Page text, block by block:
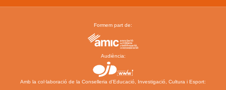
Formem part de:
Audiència:
Amb la col·laboració de la Conselleria d’Educació, Investigació, Cultura i Esport: